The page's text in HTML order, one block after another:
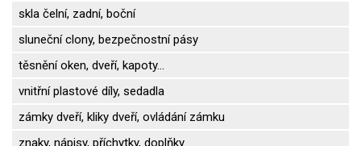
skla čelní, zadní, boční
sluneční clony, bezpečnostní pásy
těsnění oken, dveří, kapoty...
vnitřní plastové díly, sedadla
zámky dveří, kliky dveří, ovládání zámku
znaky, nápisy, příchytky, doplňky